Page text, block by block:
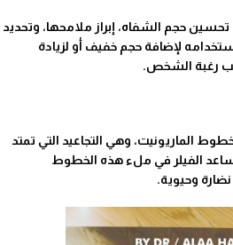
حجم الشفاه، إبراز ملامحها، وتحديد
لإضافة حجم خفيف أو لزيادة
رغبة الشخص.
الماريونيت، وهي التجاعيد التي تمتد
يساعد الفيلر في ملء هذه الخطوط
وحيوية.